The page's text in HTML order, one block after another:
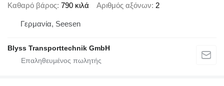
Καθαρό βάρος 790 κιλά Αριθμός αξόνων 2
Γερμανία, Seesen
Blyss Transporttechnik GmbH